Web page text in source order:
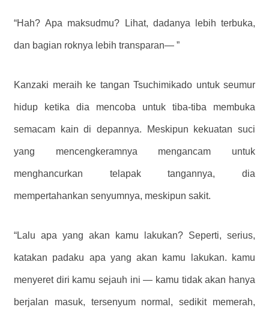
“Hah? Apa maksudmu? Lihat, dadanya lebih terbuka,
dan bagian roknya lebih transparan— ”
Kanzaki meraih ke tangan Tsuchimikado untuk seumur
hidup ketika dia mencoba untuk tiba-tiba membuka
semacam kain di depannya. Meskipun kekuatan suci
yang mencengkeramnya mengancam untuk
menghancurkan telapak tangannya, dia
mempertahankan senyumnya, meskipun sakit.
“Lalu apa yang akan kamu lakukan? Seperti, serius,
katakan padaku apa yang akan kamu lakukan. kamu
menyeret diri kamu sejauh ini — kamu tidak akan hanya
berjalan masuk, tersenyum normal, sedikit memerah,